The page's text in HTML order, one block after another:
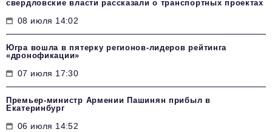
свердловские власти рассказали о транспортных проектах
08 июля 14:02
Югра вошла в пятерку регионов-лидеров рейтинга
«дронофикации»
07 июля 17:30
Премьер-министр Армении Пашинян прибыл в
Екатеринбург
06 июля 14:52